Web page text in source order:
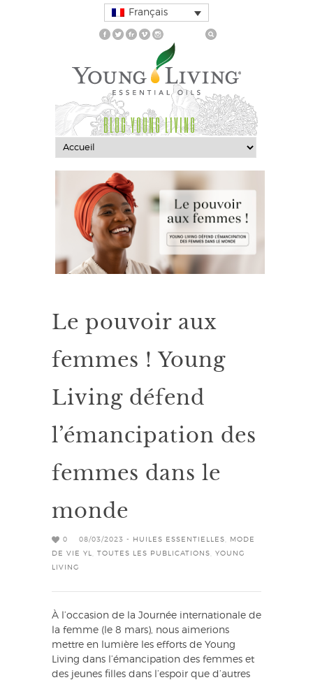
Français
BLOG YOUNG LIVING
Le pouvoir aux
femmes ! Young
Living défend
l’émancipation des
femmes dans le
monde
0 08/03/2023 - HUILES ESSENTIELLES
MODE
DE VIE YL
TOUTES LES PUBLICATIONS
YOUNG
LIVING
À l’occasion de la Journée internationale de
la femme (le 8 mars), nous aimerions
mettre en lumière les efforts de Young
Living dans l’émancipation des femmes et
des jeunes filles dans l’espoir que d’autres